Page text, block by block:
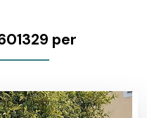
per